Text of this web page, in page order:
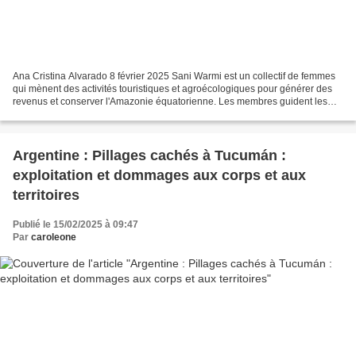
Ana Cristina Alvarado 8 février 2025 Sani Warmi est un collectif de femmes
qui mènent des activités touristiques et agroécologiques pour générer des
revenus et conserver l'Amazonie équatorienne. Les membres guident les
Argentine : Pillages cachés à Tucumán :
exploitation et dommages aux corps et aux
territoires
Publié le 15/02/2025 à 09:47
Par caroleone